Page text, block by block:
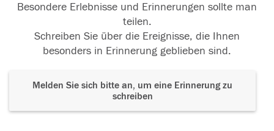
Besondere Erlebnisse und Erinnerungen sollte man
teilen.
Schreiben Sie über die Ereignisse, die Ihnen
besonders in Erinnerung geblieben sind.
Melden Sie sich bitte an, um eine Erinnerung zu
schreiben